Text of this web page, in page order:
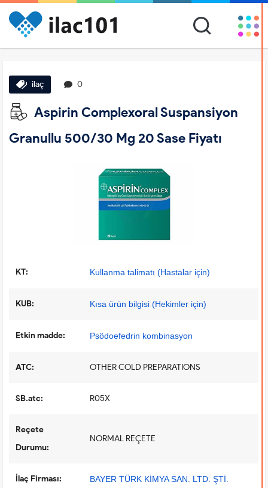
ilaç 0
Aspirin Complexoral Suspansiyon
Granullu 500/30 Mg 20 Sase Fiyatı
KT: Kullanma talimatı (Hastalar için)
KUB: Kısa ürün bilgisi (Hekimler için)
Etkin madde: Psödoefedrin kombinasyon
ATC: OTHER COLD PREPARATIONS
SB.atc: R05X
Reçete
Durumu:
NORMAL REÇETE
İlaç Firması: BAYER TÜRK KİMYA SAN. LTD. ŞTİ.